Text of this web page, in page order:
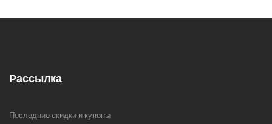
Рассылка
Последние скидки и купоны